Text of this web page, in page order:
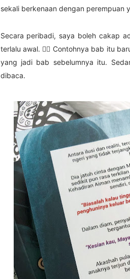
sekali berkenaan dengan perempuan
Secara peribadi, saya boleh cakap
terlalu awal. ✋🏻 Contohnya bab itu
yang jadi bab sebelumnya itu.
dibaca.